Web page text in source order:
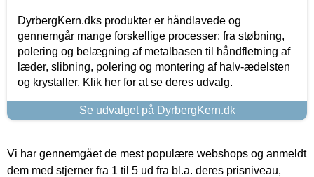
DyrbergKern.dks produkter er håndlavede og
gennemgår mange forskellige processer: fra støbning,
polering og belægning af metalbasen til håndfletning af
læder, slibning, polering og montering af halv-ædelsten
og krystaller. Klik her for at se deres udvalg.
Se udvalget på DyrbergKern.dk
Vi har gennemgået de mest populære webshops og anmeldt
dem med stjerner fra 1 til 5 ud fra bl.a. deres prisniveau,